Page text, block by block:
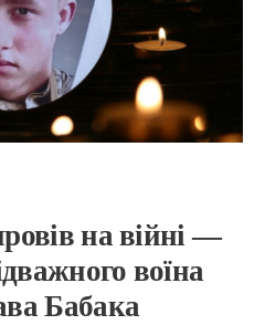
на війні —
воїна
Бабака